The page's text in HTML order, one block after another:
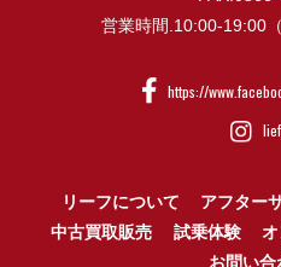
営業時間.10:00-19:00
https://
リーフについて アフター
中古買取販売
試乗体験
お問い合